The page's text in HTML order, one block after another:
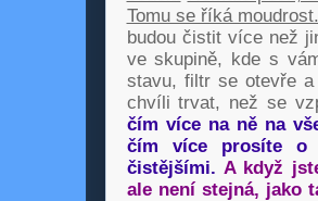
Tomu se říká
budou čistit více než
ve skupině, kde s
stavu, filtr se otevře
chvíli trvat, než se
čím více na ně na
čím více prosíte o
čistějšími. A když
ale není stejná, jako